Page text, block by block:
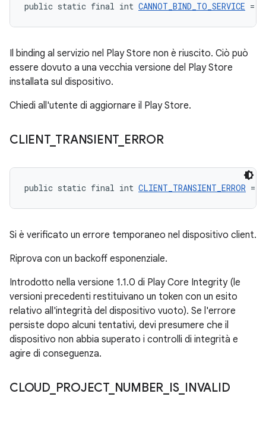
public static final int CANNOT_BIND_TO_SERVICE = -
Il binding al servizio nel Play Store non è riuscito. Ciò può
essere dovuto a una vecchia versione del Play Store
installata sul dispositivo.
Chiedi all'utente di aggiornare il Play Store.
CLIENT_ TRANSIENT_ ERROR
public static final int CLIENT_TRANSIENT_ERROR = -
Si è verificato un errore temporaneo nel dispositivo client.
Riprova con un backoff esponenziale.
Introdotto nella versione 1.1.0 di Play Core Integrity (le
versioni precedenti restituivano un token con un esito
relativo all'integrità del dispositivo vuoto). Se l'errore
persiste dopo alcuni tentativi, devi presumere che il
dispositivo non abbia superato i controlli di integrità e
agire di conseguenza.
CLOUD_ PROJECT_ NUMBER IS_ INVALID